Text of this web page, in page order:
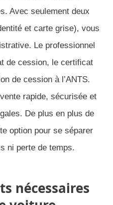
Avec seulement deux
et carte grise), vous
Le professionnel
de cession, le certificat
de cession à l’ANTS.
rapide, sécurisée et
De plus en plus de
option pour se séparer
ni perte de temps.
nécessaires